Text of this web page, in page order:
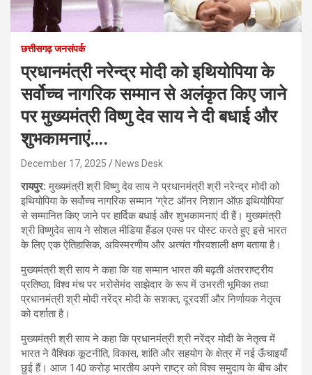
छत्तीसगढ़ जनसंपर्क
प्रधानमंत्री नरेन्द्र मोदी को इथियोपिया के
सर्वोच्च नागरिक सम्मान से अलंकृत किए जाने
पर मुख्यमंत्री विष्णु देव साय ने दी बधाई और
शुभकामनाएं….
December 17, 2025 News Desk
रायपुर: मुख्यमंत्री श्री विष्णु देव साय ने प्रधानमंत्री श्री नरेन्द्र मोदी को
इथियोपिया के सर्वोच्च नागरिक सम्मान ‘ग्रेट ऑनर निशान ऑफ़ इथियोपिया’
से सम्मानित किए जाने पर हार्दिक बधाई और शुभकामनाएं दी हैं। मुख्यमंत्री
श्री विष्णुदेव साय ने सोशल मीडिया हैंडल एक्स पर पोस्ट करते हुए इसे भारत
के लिए एक ऐतिहासिक, अविस्मरणीय और अत्यंत गौरवशाली क्षण बताया है।
मुख्यमंत्री श्री साय ने कहा कि यह सम्मान भारत की बढ़ती अंतरराष्ट्रीय
प्रतिष्ठा, विश्व मंच पर भरोसेमंद साझेदार के रूप में उभरती भूमिका तथा
प्रधानमंत्री श्री मोदी नरेंद्र मोदी के सशक्त, दूरदर्शी और निर्णायक नेतृत्व
को दर्शाता है।
मुख्यमंत्री श्री साय ने कहा कि प्रधानमंत्री श्री नरेंद्र मोदी के नेतृत्व में
भारत ने वैश्विक कूटनीति, विकास, शांति और सहयोग के क्षेत्र में नई ऊँचाइयाँ
छुई हैं। आज 140 करोड़ भारतीय अपने राष्ट्र को विश्व समुदाय के बीच और